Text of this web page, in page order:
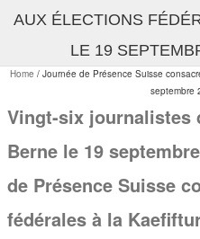
AUX ÉLECTIONS
LE 19
Home /Journée de Présence Suisse
septembre
Vingt-six journalistes
Berne le 19
de Présence Suisse
fédérales à la